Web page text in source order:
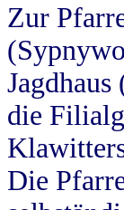
Zur
die
Die